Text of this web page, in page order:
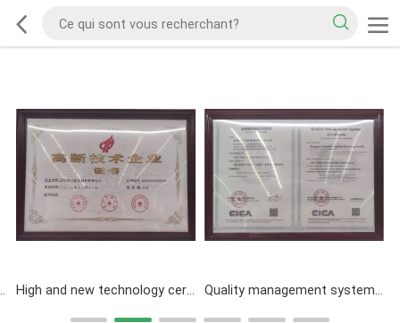
High and new technology certificate Quality management system certification CE